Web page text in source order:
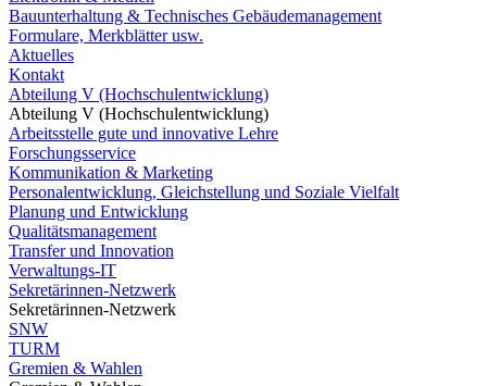
Bauunterhaltung & Technisches Gebäudemanagement
Formulare, Merkblätter usw.
Aktuelles
Kontakt
Abteilung V (Hochschulentwicklung)
Abteilung V (Hochschulentwicklung)
Arbeitsstelle gute und innovative Lehre
Forschungsservice
Kommunikation & Marketing
Personalentwicklung, Gleichstellung und Soziale Vielfalt
Planung und Entwicklung
Qualitätsmanagement
Transfer und Innovation
Verwaltungs-IT
Sekretärinnen-Netzwerk
Sekretärinnen-Netzwerk
SNW
TURM
Gremien & Wahlen